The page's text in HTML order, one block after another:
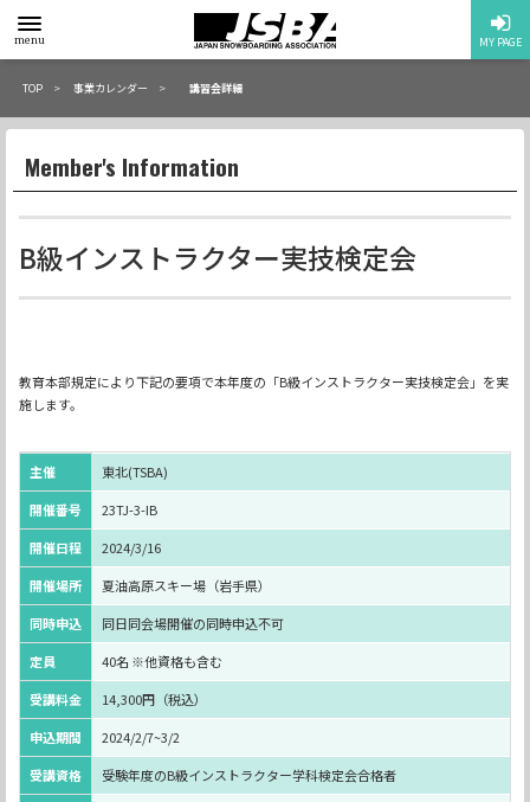
toggle
menu
menu MY PAGE
TOP 事業カレンダー 講習会詳細
Member's Information
B級インストラクター実技検定会
教育本部規定により下記の要項で本年度の「B級インストラクター実技検定会」を実
施します。
主催
東北(TSBA)
開催番号
23TJ-3-IB
開催日程
2024/3/16
開催場所
夏油高原スキー場（岩手県）
同時申込
同日同会場開催の同時申込不可
定員
40名 ※他資格も含む
受講料金
14,300円（税込）
申込期間
2024/2/7~3/2
受講資格
受験年度のB級インストラクター学科検定会合格者